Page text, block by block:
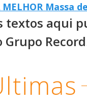
MELHOR Massa
textos aqui
Grupo